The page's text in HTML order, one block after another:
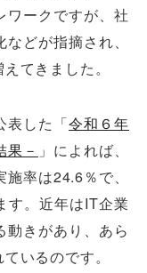
ワークですが、社
どが指摘され、
てきました。
表した「令和６年
果－ 」によれば、
率は24.6％で、
す。近年はIT企業
動きがあり、あら
いるのです。